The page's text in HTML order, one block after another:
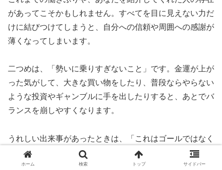
があってこそかもしれません。すべてを目に見えない力だ
けに結びつけてしまうと、自分への信頼や周囲への感謝が
薄くなってしまいます。
二つめは、「勢いに乗りすぎないこと」です。金運が上が
った気がして、大きな買い物をしたり、普段ならやらない
ような投資やギャンブルに手を出したりすると、あとでバ
ランスを崩しやすくなります。
うれしい出来事があったときは、「これはゴールではなく
スタートラインなんだ」と考えてみてください。臨時収入
の一部を貯金したり、良いご縁をつないでくれた人にきち
ホーム 検索 トップ サイドバー